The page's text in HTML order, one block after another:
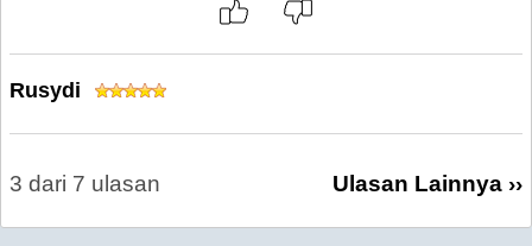
Rusydi
3 dari 7 ulasan Ulasan Lainnya ››